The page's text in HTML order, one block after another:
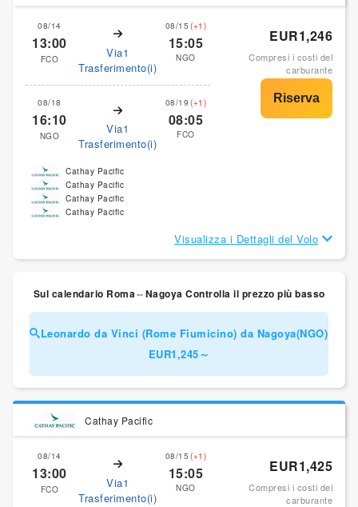
08/14
13:00
FCO
Via1
Trasferimento(i)
08/15 (+1)
15:05
NGO
08/18
16:10
NGO
Via1
Trasferimento(i)
08/19 (+1)
08:05
FCO
EUR1,246
Compresi i costi del
carburante
Cathay Pacific
Cathay Pacific
Cathay Pacific
Cathay Pacific
Visualizza i Dettagli del Volo
Sul calendario Roma⇔Nagoya Controlla il prezzo più basso
Leonardo da Vinci (Rome Fiumicino) da Nagoya(NGO)
EUR1,245～
Cathay Pacific
08/14
13:00
FCO
Via1
Trasferimento(i)
08/15 (+1)
15:05
NGO
EUR1,425
Compresi i costi del
carburante